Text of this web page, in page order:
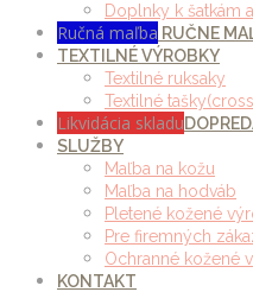
Doplnky k šatkám
Ručná maľba RUČNE
TEXTILNÉ VÝROBKY
Textilné ruksaky
Textilné
Likvidácia skladu
SLUŽBY
Maľba na kožu
Maľba na hodváb
Pletené kožené
Pre firemných
Ochranné kožené
KONTAKT